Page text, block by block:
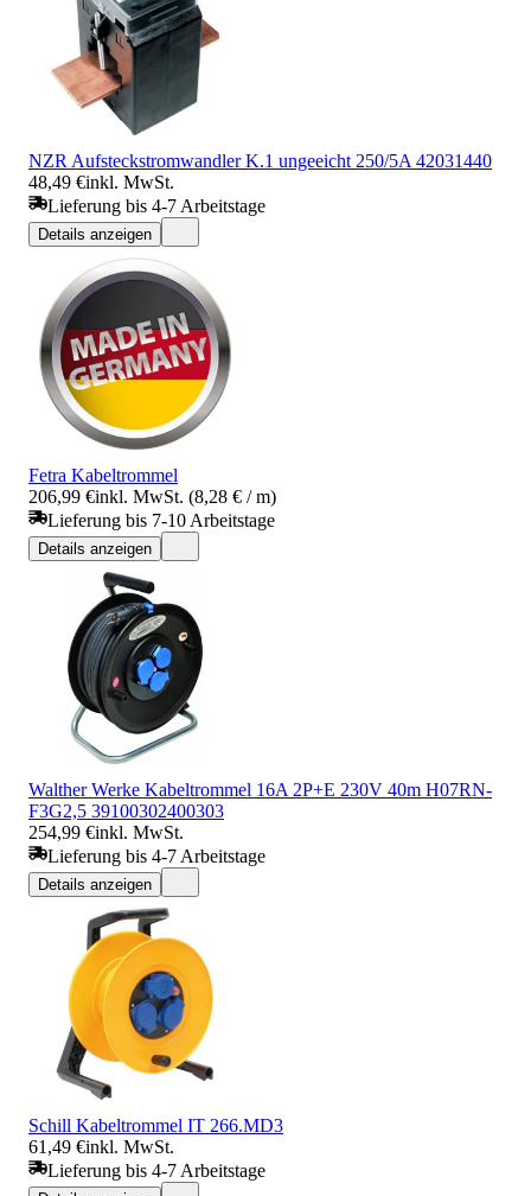
NZR Aufsteckstromwandler K.1 ungeeicht 250/5A 42031440
48,49 €inkl. MwSt.
Lieferung bis 4-7 Arbeitstage
Details anzeigen
Fetra Kabeltrommel
206,99 €inkl. MwSt. (8,28 € / m)
Lieferung bis 7-10 Arbeitstage
Details anzeigen
Walther Werke Kabeltrommel 16A 2P+E 230V 40m H07RN-
F3G2,5 39100302400303
254,99 €inkl. MwSt.
Lieferung bis 4-7 Arbeitstage
Details anzeigen
Schill Kabeltrommel IT 266.MD3
61,49 €inkl. MwSt.
Lieferung bis 4-7 Arbeitstage